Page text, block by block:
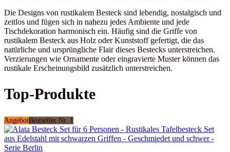
Die Designs von rustikalem Besteck sind lebendig, nostalgisch und
zeitlos und fügen sich in nahezu jedes Ambiente und jede
Tischdekoration harmonisch ein. Häufig sind die Griffe von
rustikalem Besteck aus Holz oder Kunststoff gefertigt, die das
natürliche und ursprüngliche Flair dieses Bestecks unterstreichen.
Verzierungen wie Ornamente oder eingravierte Muster können das
rustikale Erscheinungsbild zusätzlich unterstreichen.
Top-Produkte
AngebotBestseller Nr. 1